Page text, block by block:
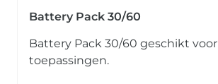
Battery Pack 30/60
Battery Pack 30/60 geschikt voor
toepassingen.